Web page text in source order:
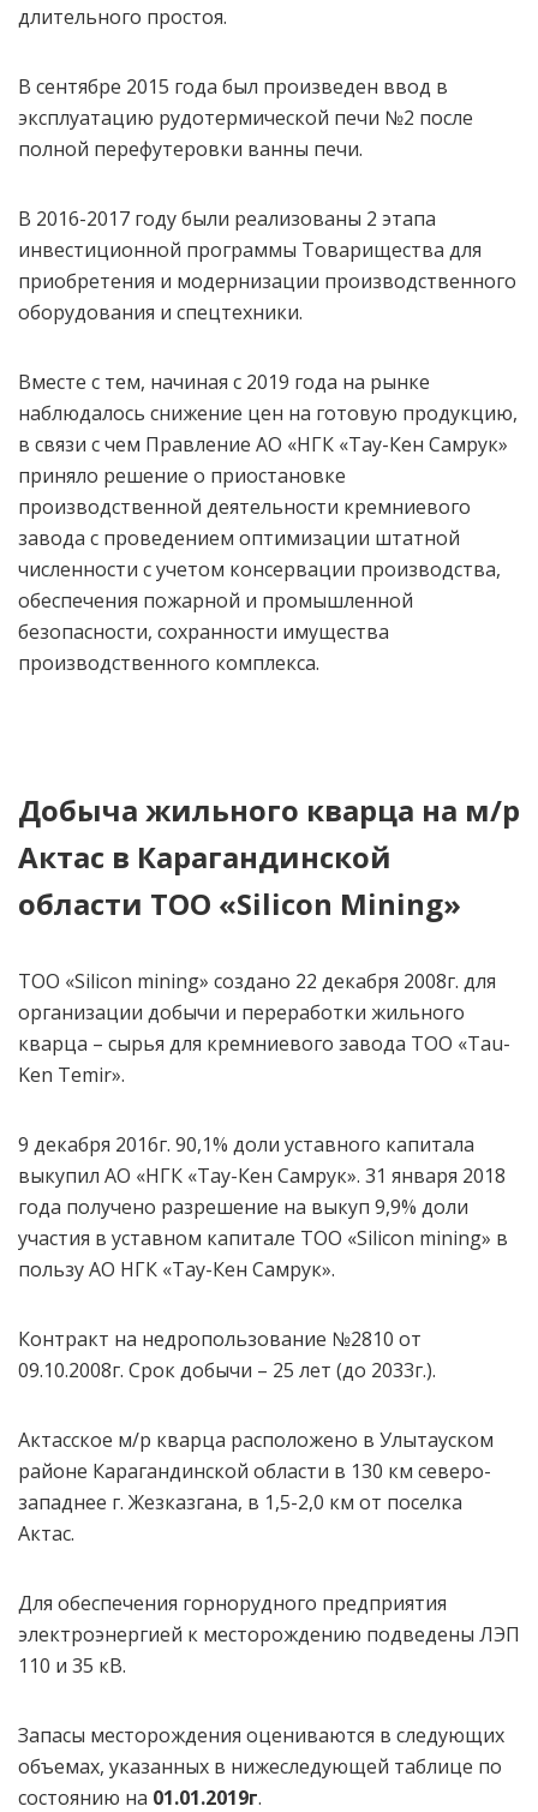
длительного простоя.
В сентябре 2015 года был произведен ввод в
эксплуатацию рудотермической печи №2 после
полной перефутеровки ванны печи.
В 2016-2017 году были реализованы 2 этапа
инвестиционной программы Товарищества для
приобретения и модернизации производственного
оборудования и спецтехники.
Вместе с тем, начиная с 2019 года на рынке
наблюдалось снижение цен на готовую продукцию,
в связи с чем Правление АО «НГК «Тау-Кен Самрук»
приняло решение о приостановке
производственной деятельности кремниевого
завода с проведением оптимизации штатной
численности с учетом консервации производства,
обеспечения пожарной и промышленной
безопасности, сохранности имущества
производственного комплекса.
Добыча жильного кварца на м/р
Актас в Карагандинской
области ТОО «Silicon Mining»
ТОО «Silicon mining» создано 22 декабря 2008г. для
организации добычи и переработки жильного
кварца – сырья для кремниевого завода ТОО «Tau-
Ken Temir».
9 декабря 2016г. 90,1% доли уставного капитала
выкупил АО «НГК «Тау-Кен Самрук». 31 января 2018
года получено разрешение на выкуп 9,9% доли
участия в уставном капитале ТОО «Silicon mining» в
пользу АО НГК «Тау-Кен Самрук».
Контракт на недропользование №2810 от
09.10.2008г. Срок добычи – 25 лет (до 2033г.).
Актасское м/р кварца расположено в Улытауском
районе Карагандинской области в 130 км северо-
западнее г. Жезказгана, в 1,5-2,0 км от поселка
Актас.
Для обеспечения горнорудного предприятия
электроэнергией к месторождению подведены ЛЭП
110 и 35 кВ.
Запасы месторождения оцениваются в следующих
объемах, указанных в нижеследующей таблице по
состоянию на 01.01.2019г.